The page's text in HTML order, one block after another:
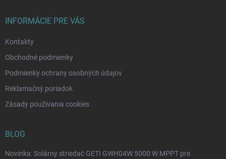
INFORMÁCIE PRE VÁS
Kontakty
Obchodné podmienky
Podmienky ochrany osobných údajov
Reklamačný poriadok
Zásady používania cookies
BLOG
Novinka: Solárny striedač GETI GWH04W 5000 W MPPT pre